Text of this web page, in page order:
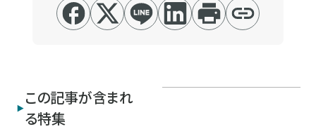
この記事が含まれ
る特集